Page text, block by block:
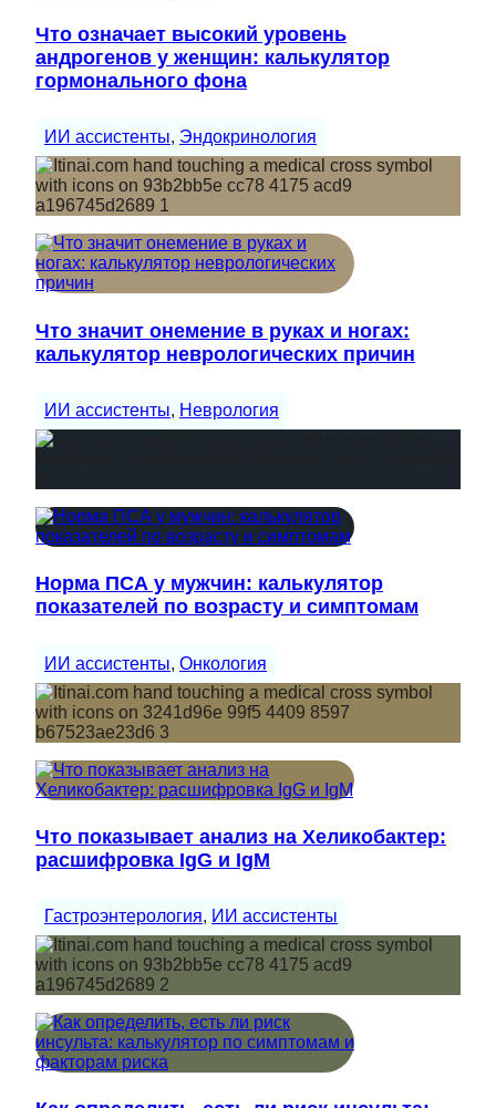
Что означает высокий уровень
андрогенов у женщин: калькулятор
гормонального фона
ИИ ассистенты, Эндокринология
Что значит онемение в руках и ногах:
калькулятор неврологических причин
ИИ ассистенты, Неврология
Норма ПСА у мужчин: калькулятор
показателей по возрасту и симптомам
ИИ ассистенты, Онкология
Что показывает анализ на Хеликобактер:
расшифровка IgG и IgM
Гастроэнтерология, ИИ ассистенты